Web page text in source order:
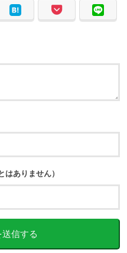
はありません）
信する